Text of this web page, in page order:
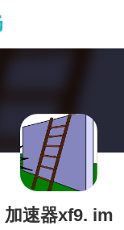
加速器xf9. im